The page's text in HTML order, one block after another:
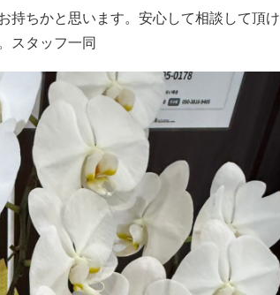
持ちかと思います。安心して相談して頂け
スタッフ一同